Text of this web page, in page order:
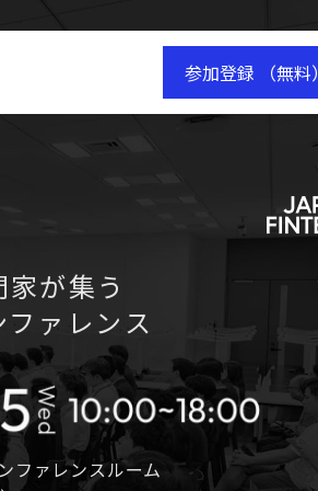
参加登録 （無料）
が集う
ァレンス
ファレンスルーム